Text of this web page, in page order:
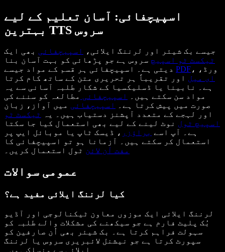
اسپیچفائی: آسان تعلیم کے لیے
بہترین TTS سروس
جیسے بک شیئر اور لرننگ ایلائی، اسپیچفائی بھی ایک
ٹیکسٹ ٹو اسپیچ سروس ہے جو پڑھائی کو بہت آسان بنا
PDF
، ورڈ،
ای میل اور تقریباً ہر تحریری متن کے ساتھ کام کرتا
ہے۔ نابینا یا ڈسلیکسیا کے شکار طلبہ آسانی سے یہ
مواد سن سکتے ہیں۔
اسپیچفائی مطالعہ کو سننے کی
صورت میں پیش کرتا ہے۔
اسپیچفائی میں آواز، زبان
اور لہجے کے متعدد آپشنز دستیاب ہیں۔ یہ
ٹیکسٹ ٹو
اسپیچ ٹول نوٹ لینے کے لیے بھی استعمال کیا جا سکتا
ہے۔ آپ اسے براؤزر ، ڈیسک ٹاپ یا موبائل ایپ پر
استعمال کر سکتے ہیں۔ آزمانا ہو تو اسپیچفائی کا
مفت آن لائن ٹول استعمال کریں۔
عمومی سوالات
کیا لرننگ ایلائی مفید ہے؟
لرننگ ایلائی ایک موزوں معاون ٹیکنالوجی اور آڈیو
بُک پلیٹ فارم ہے جو سیکھنے کی مشکلات والے طلبہ کو
سہولت فراہم کرتا ہے۔ بک شیئر بھی اُن صارفین کو
سپورٹ کرتا ہے جو نیشنل لائبریری سروس یا لرننگ
ایلائی سے منسلک ہوں۔